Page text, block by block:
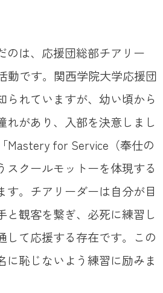
のは、応援団総部チアリー
動です。関西学院大学応援団
られていますが、幼い頃から
れがあり、入部を決意しまし
Mastery for Service（奉仕の
スクールモットーを体現する
す。チアリーダーは自分が目
と観客を繋ぎ、必死に練習し
して応援する存在です。この
に恥じないよう練習に励みま